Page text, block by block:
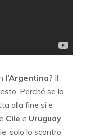
l’Argentina? Il
Perché se la
alla fine si è
Cile e Uruguay
solo lo scontro